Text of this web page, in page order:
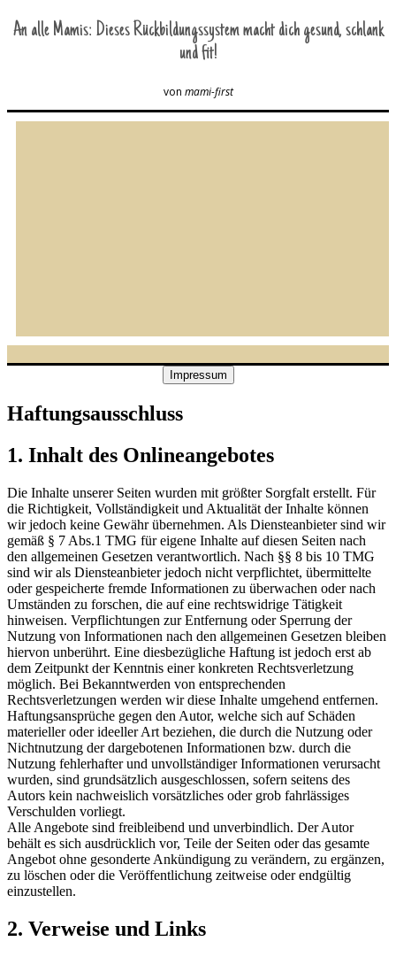
An alle Mamis: Dieses Rückbildungssystem macht dich gesund, schlank
und fit!
von mami-first
Impressum
Haftungsausschluss
1. Inhalt des Onlineangebotes
Die Inhalte unserer Seiten wurden mit größter Sorgfalt erstellt. Für
die Richtigkeit, Vollständigkeit und Aktualität der Inhalte können
wir jedoch keine Gewähr übernehmen. Als Diensteanbieter sind wir
gemäß § 7 Abs.1 TMG für eigene Inhalte auf diesen Seiten nach
den allgemeinen Gesetzen verantwortlich. Nach §§ 8 bis 10 TMG
sind wir als Diensteanbieter jedoch nicht verpflichtet, übermittelte
oder gespeicherte fremde Informationen zu überwachen oder nach
Umständen zu forschen, die auf eine rechtswidrige Tätigkeit
hinweisen. Verpflichtungen zur Entfernung oder Sperrung der
Nutzung von Informationen nach den allgemeinen Gesetzen bleiben
hiervon unberührt. Eine diesbezügliche Haftung ist jedoch erst ab
dem Zeitpunkt der Kenntnis einer konkreten Rechtsverletzung
möglich. Bei Bekanntwerden von entsprechenden
Rechtsverletzungen werden wir diese Inhalte umgehend entfernen.
Haftungsansprüche gegen den Autor, welche sich auf Schäden
materieller oder ideeller Art beziehen, die durch die Nutzung oder
Nichtnutzung der dargebotenen Informationen bzw. durch die
Nutzung fehlerhafter und unvollständiger Informationen verursacht
wurden, sind grundsätzlich ausgeschlossen, sofern seitens des
Autors kein nachweislich vorsätzliches oder grob fahrlässiges
Verschulden vorliegt.
Alle Angebote sind freibleibend und unverbindlich. Der Autor
behält es sich ausdrücklich vor, Teile der Seiten oder das gesamte
Angebot ohne gesonderte Ankündigung zu verändern, zu ergänzen,
zu löschen oder die Veröffentlichung zeitweise oder endgültig
einzustellen.
2. Verweise und Links